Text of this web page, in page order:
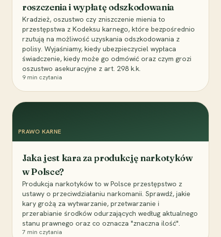
roszczenia i wypłatę odszkodowania
Kradzież, oszustwo czy zniszczenie mienia to
przestępstwa z Kodeksu karnego, które bezpośrednio
rzutują na możliwość uzyskania odszkodowania z
polisy. Wyjaśniamy, kiedy ubezpieczyciel wypłaca
świadczenie, kiedy może go odmówić oraz czym grozi
oszustwo asekuracyjne z art. 298 k.k.
9 min czytania
PRAWO KARNE
Jaka jest kara za produkcję narkotyków
w Polsce?
Produkcja narkotyków to w Polsce przestępstwo z
ustawy o przeciwdziałaniu narkomanii. Sprawdź, jakie
kary grożą za wytwarzanie, przetwarzanie i
przerabianie środków odurzających według aktualnego
stanu prawnego oraz co oznacza "znaczna ilość".
7 min czytania